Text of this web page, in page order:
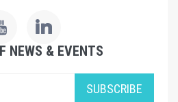
NEWS & EVENTS
SUBSCRIBE